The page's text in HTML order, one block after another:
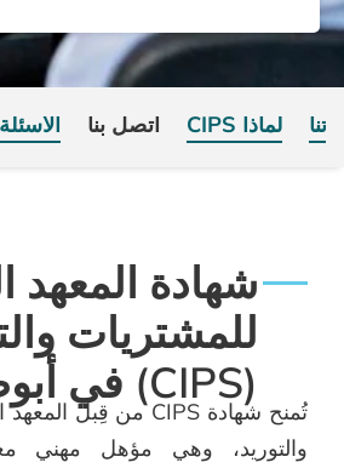
اتصل بنا الأسئلة الشائعة التقييمات
المعتمد
والتوريد
تُمنح شهادة CIPS من قِبل المعهد المعتمد للمشتريات
مؤهل مهني معتمد يُثبت كفاءة